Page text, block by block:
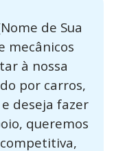
de Sua
mecânicos
à nossa
por carros,
deseja fazer
queremos